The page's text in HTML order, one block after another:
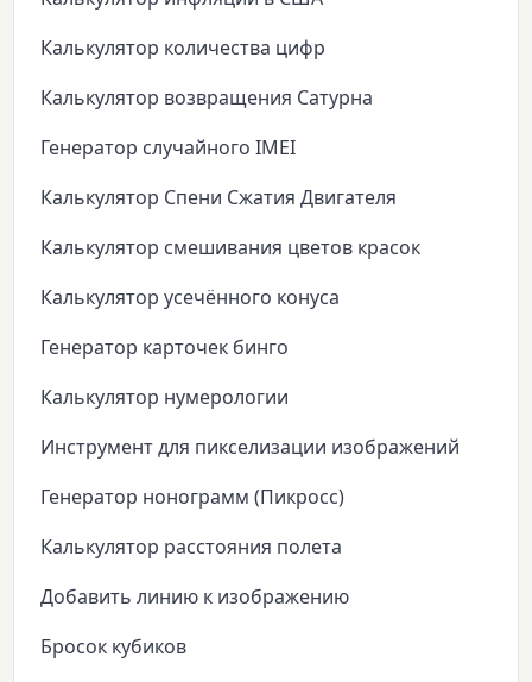
Калькулятор количества цифр
Калькулятор возвращения Сатурна
Генератор случайного IMEI
Калькулятор Спени Сжатия Двигателя
Калькулятор смешивания цветов красок
Калькулятор усечённого конуса
Генератор карточек бинго
Калькулятор нумерологии
Инструмент для пикселизации изображений
Генератор нонограмм (Пикросс)
Калькулятор расстояния полета
Добавить линию к изображению
Бросок кубиков